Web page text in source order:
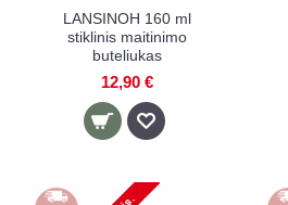
LANSINOH 160 ml
stiklinis maitinimo
buteliukas
12,90 €